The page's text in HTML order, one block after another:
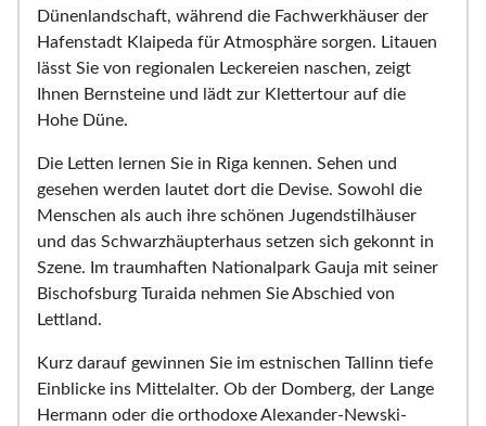
Dünenlandschaft, während die Fachwerkhäuser der
Hafenstadt Klaipeda für Atmosphäre sorgen. Litauen
lässt Sie von regionalen Leckereien naschen, zeigt
Ihnen Bernsteine und lädt zur Klettertour auf die
Hohe Düne.
Die Letten lernen Sie in Riga kennen. Sehen und
gesehen werden lautet dort die Devise. Sowohl die
Menschen als auch ihre schönen Jugendstilhäuser
und das Schwarzhäupterhaus setzen sich gekonnt in
Szene. Im traumhaften Nationalpark Gauja mit seiner
Bischofsburg Turaida nehmen Sie Abschied von
Lettland.
Kurz darauf gewinnen Sie im estnischen Tallinn tiefe
Einblicke ins Mittelalter. Ob der Domberg, der Lange
Hermann oder die orthodoxe Alexander-Newski-